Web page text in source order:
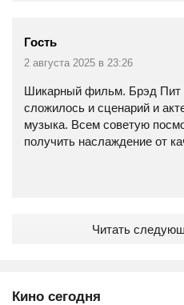
Гость
2 августа 2025 в 23:26
Шикарный фильм. Брэд Пит
сложилось и сценарий и
музыка. Всем советую
получить наслаждение от
Читать
Кино сегодня